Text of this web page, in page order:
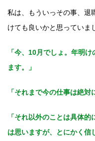
私は、もういっその事、退
けても良いかと思っていま
「今、10月でしょ。年明
ます。」
「それまで今の仕事は絶対
「それ以外のことは具体
は思いますが、とにかく信